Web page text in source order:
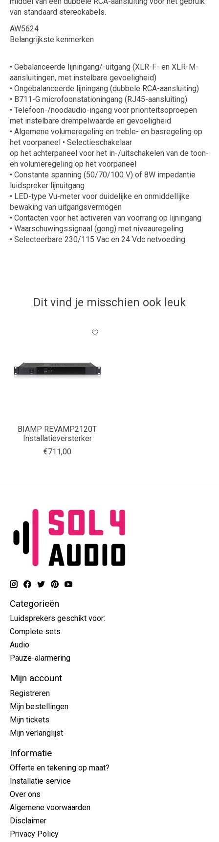
van standaard stereokabels.
AW5624
Belangrijkste kenmerken
• Gebalanceerde lijningang/-uitgang (XLR-F- en XLR-M-
aansluitingen, met instelbare gevoeligheid)
• Ongebalanceerde lijningang (dubbele RCA-aansluiting)
• B711-G microfoonstationingang (RJ45-aansluiting)
• Telefoon-/noodaudio-ingang voor prioriteitsoproepen
met instelbare drempelwaarde en gevoeligheid
• Algemene volumeregeling en treble- en basregeling op
het voorpaneel • Selectieschakelaar
op het achterpaneel voor het in-/uitschakelen van de toon-
en volumeregeling op het voorpaneel
• Constante spanning (50/70/100 V) of 8W impedantie
luidspreker lijnuitgang
• LED-type Vu-meter voor duidelijke en onmiddellijke
bewaking van uitgangsvermogen
• Contacten voor het activeren van voorrang op lijningang
• Waarschuwingssignaal (gong) met niveauregeling
• Selecteerbare 230/115 Vac en 24 Vdc netvoeding
Dit vind je misschien ook leuk
Items van productcarrousel
BIAMP REVAMP2120T
Installatieversterker
€711,00
Categorieën
Luidsprekers geschikt voor:
Complete sets
Audio
Pauze-alarmering
Mijn account
Registreren
Mijn bestellingen
Mijn tickets
Mijn verlanglijst
Informatie
Offerte en tekening op maat?
Installatie service
Over ons
Algemene voorwaarden
Disclaimer
Privacy Policy